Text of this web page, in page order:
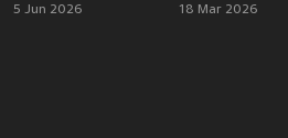
5 Jun 2026 18 Mar 2026